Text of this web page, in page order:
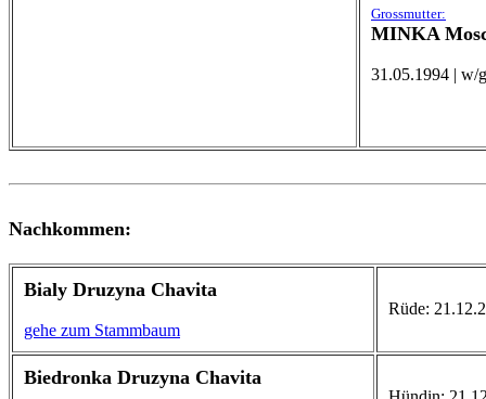
Grossmutter:
MINKA
31.05.1994 |
Nachkommen:
Bialy Druzyna Chavita
gehe zum Stammbaum
Rüde:
Biedronka Druzyna Chavita